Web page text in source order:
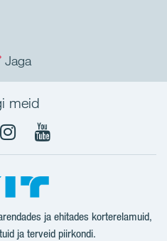
Jaga
meid
YouTube
ja ehitades korterelamuid,
ja terveid piirkondi.